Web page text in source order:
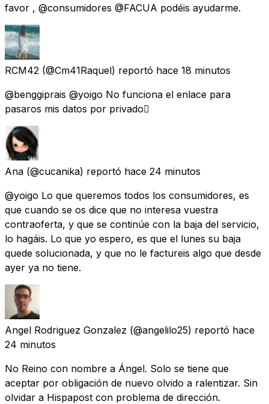
favor , @consumidores @FACUA podéis ayudarme.
RCM42 (@Cm41Raquel) reportó hace 18 minutos
@benggiprais @yoigo No funciona el enlace para
pasaros mis datos por privado🫩
Ana (@cucanika) reportó hace 24 minutos
@yoigo Lo que queremos todos los consumidores, es
que cuando se os dice que no interesa vuestra
contraoferta, y que se continúe con la baja del servicio,
lo hagáis. Lo que yo espero, es que el lunes su baja
quede solucionada, y que no le factureis algo que desde
ayer ya no tiene.
Angel Rodriguez Gonzalez (@angelilo25) reportó hace
24 minutos
No Reino con nombre a Ángel. Solo se tiene que
aceptar por obligación de nuevo olvido a ralentizar. Sin
olvidar a Hispapost con problema de dirección.